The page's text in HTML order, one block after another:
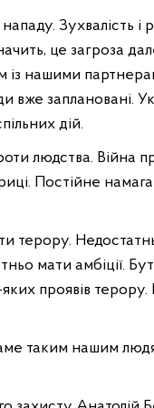
Зухвалість і
це загроза
нашими
вже заплановані.
дій.
людства. Війна
Постійне
терору.
мати амбіції.
проявів
таким нашим